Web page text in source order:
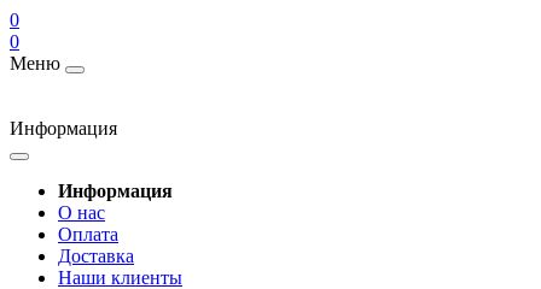
0
0
Меню
Информация
Информация
О нас
Оплата
Доставка
Наши клиенты